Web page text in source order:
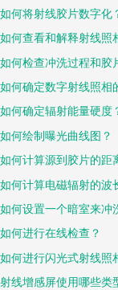
如何将射线胶片数字化
如何查看和解释射线照
如何检查冲洗过程和胶
如何确定数字射线照相
如何确定辐射能量硬度
如何绘制曝光曲线图？
如何计算源到胶片的距
如何计算电磁辐射的波
如何设置一个暗室来冲
如何进行在线检查？
如何进行闪光式射线照
射线增感屏使用哪些类